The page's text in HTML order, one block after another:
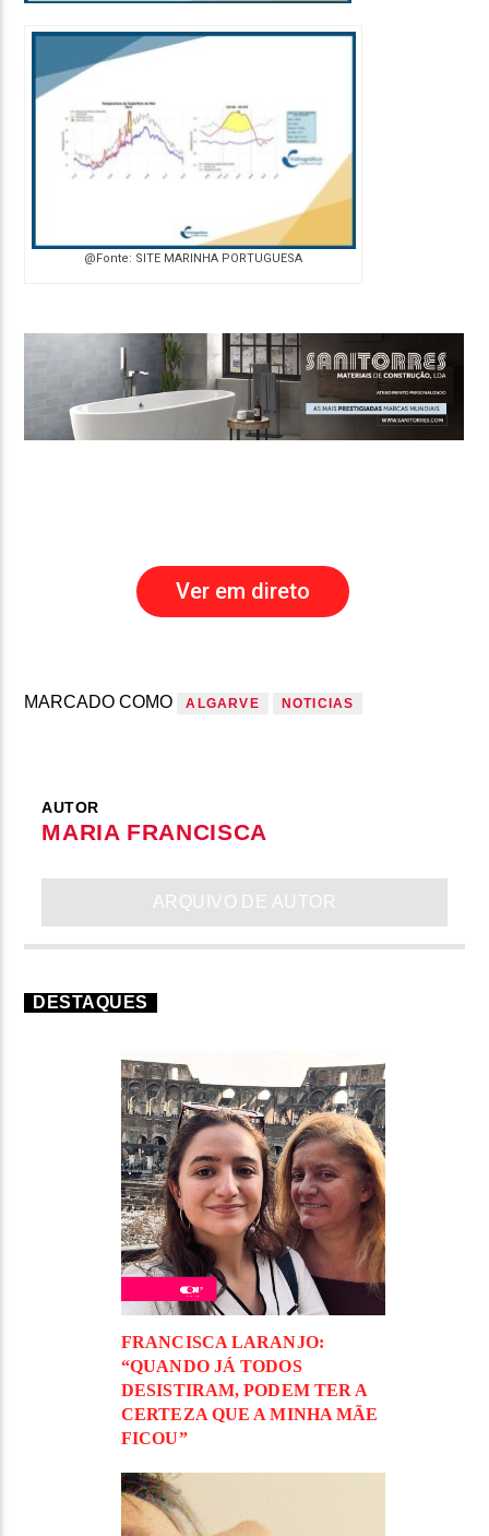
@Fonte: SITE MARINHA PORTUGUESA
Ver em direto
MARCADO COMO ALGARVE NOTICIAS
AUTOR
MARIA FRANCISCA
ARQUIVO DE AUTOR
DESTAQUES
FRANCISCA LARANJO:
“QUANDO JÁ TODOS
DESISTIRAM, PODEM TER A
CERTEZA QUE A MINHA MÃE
FICOU”